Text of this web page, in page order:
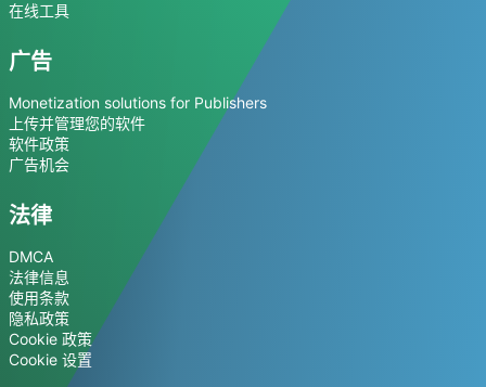
在线工具
广告
Monetization solutions for Publishers
上传并管理您的软件
软件政策
广告机会
法律
DMCA
法律信息
使用条款
隐私政策
Cookie 政策
Cookie 设置